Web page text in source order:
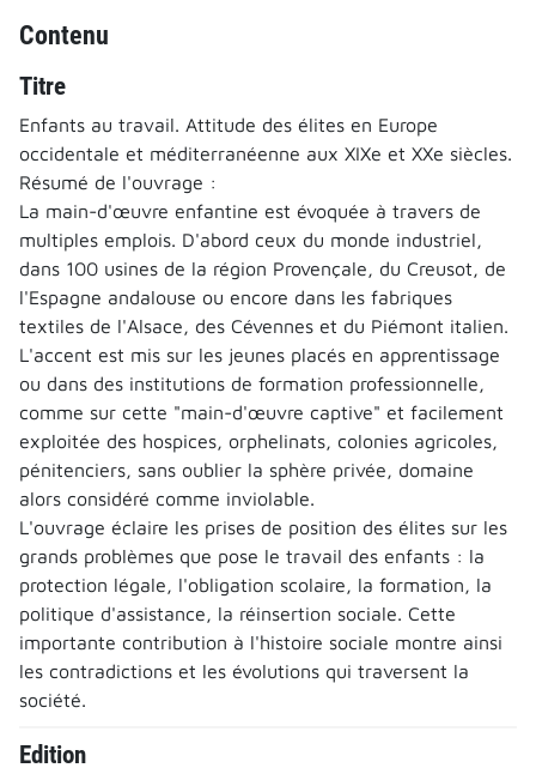
Contenu
Titre
Enfants au travail. Attitude des élites en Europe
occidentale et méditerranéenne aux XIXe et XXe siècles.
Résumé de l'ouvrage :
La main-d'œuvre enfantine est évoquée à travers de
multiples emplois. D'abord ceux du monde industriel,
dans 100 usines de la région Provençale, du Creusot, de
l'Espagne andalouse ou encore dans les fabriques
textiles de l'Alsace, des Cévennes et du Piémont italien.
L'accent est mis sur les jeunes placés en apprentissage
ou dans des institutions de formation professionnelle,
comme sur cette "main-d'œuvre captive" et facilement
exploitée des hospices, orphelinats, colonies agricoles,
pénitenciers, sans oublier la sphère privée, domaine
alors considéré comme inviolable.
L'ouvrage éclaire les prises de position des élites sur les
grands problèmes que pose le travail des enfants : la
protection légale, l'obligation scolaire, la formation, la
politique d'assistance, la réinsertion sociale. Cette
importante contribution à l'histoire sociale montre ainsi
les contradictions et les évolutions qui traversent la
société.
Edition